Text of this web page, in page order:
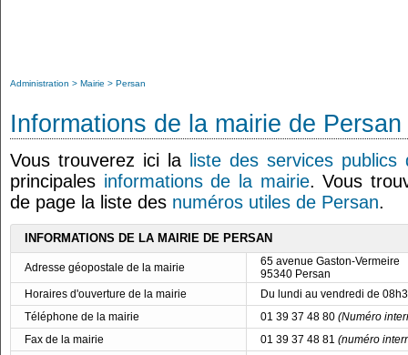
Administration Mairie Persan
Informations de la mairie de Persan
Vous trouverez ici la
liste des services publics
principales informations de la mairie. Vous
de page la liste des numéros utiles de Persan.
INFORMATIONS DE LA MAIRIE DE PERSAN
Adresse géopostale de la mairie
65 avenue Gaston-Vermeire
95340 Persan
Horaires d'ouverture de la mairie
Du lundi au vendredi de
Téléphone de la mairie
01 39 37 48 80 (Numéro
Fax de la mairie
01 39 37 48 81 (numéro